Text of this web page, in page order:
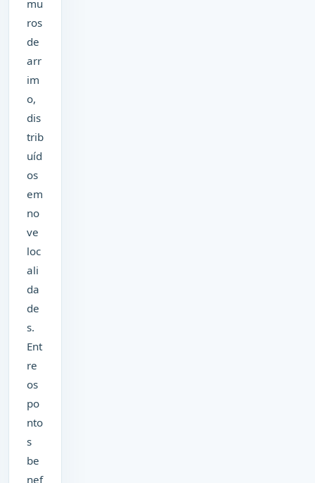
mu
ros
de
arr
im
o,
dis
trib
uíd
os
em
no
ve
loc
ali
da
de
s.
Ent
re
os
po
nto
s
be
nef